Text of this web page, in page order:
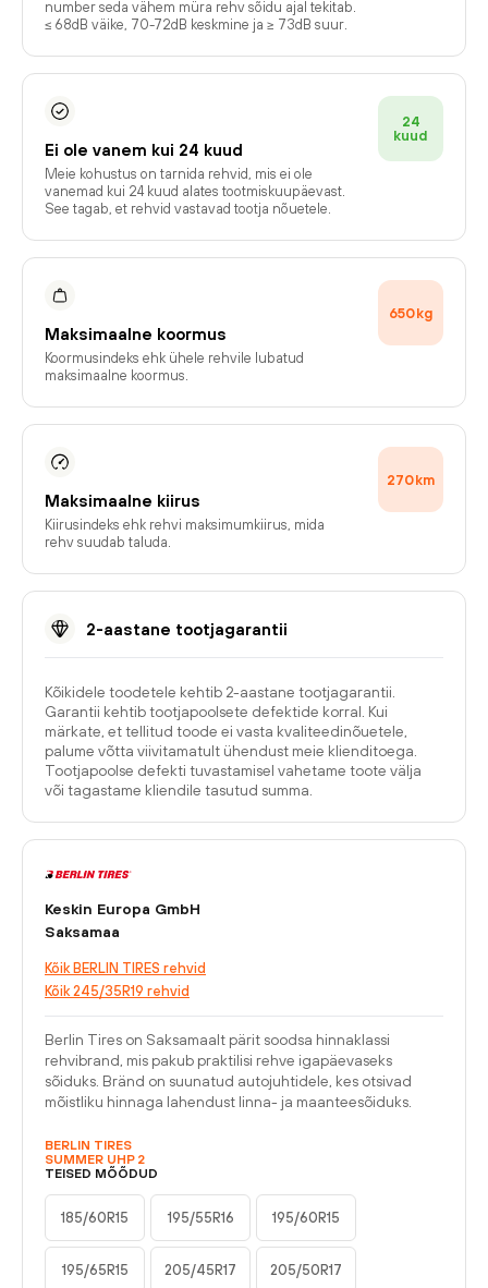
number seda vähem müra rehv sõidu ajal tekitab.
≤ 68dB väike, 70-72dB keskmine ja ≥ 73dB suur.
Ei ole vanem kui 24 kuud
Meie kohustus on tarnida rehvid, mis ei ole
vanemad kui 24 kuud alates tootmiskuupäevast.
See tagab, et rehvid vastavad tootja nõuetele.
24
kuud
Maksimaalne koormus
Koormusindeks ehk ühele rehvile lubatud
maksimaalne koormus.
650kg
Maksimaalne kiirus
Kiirusindeks ehk rehvi maksimumkiirus, mida
rehv suudab taluda.
270km
2-aastane tootjagarantii
Kõikidele toodetele kehtib 2-aastane tootjagarantii.
Garantii kehtib tootjapoolsete defektide korral. Kui
märkate, et tellitud toode ei vasta kvaliteedinõuetele,
palume võtta viivitamatult ühendust meie klienditoega.
Tootjapoolse defekti tuvastamisel vahetame toote välja
või tagastame kliendile tasutud summa.
Keskin Europa GmbH
Saksamaa
Kõik BERLIN TIRES rehvid
Kõik 245/35R19 rehvid
Berlin Tires on Saksamaalt pärit soodsa hinnaklassi
rehvibrand, mis pakub praktilisi rehve igapäevaseks
sõiduks. Bränd on suunatud autojuhtidele, kes otsivad
mõistliku hinnaga lahendust linna- ja maanteesõiduks.
BERLIN TIRES
SUMMER UHP 2
TEISED MÕÕDUD
185/60R15 195/55R16 195/60R15
195/65R15 205/45R17 205/50R17